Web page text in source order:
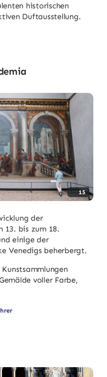
historischen
Duftausstellung.
15
der
13. bis zum 18.
einige der
Venedigs beherbergt.
voller Farbe,